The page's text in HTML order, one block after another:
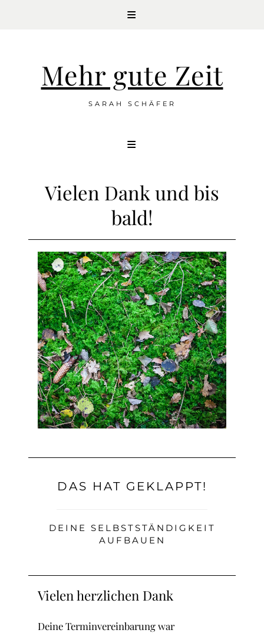
Mehr gute Zeit
SARAH SCHÄFER
Vielen Dank und bis
bald!
DAS HAT GEKLAPPT!
DEINE SELBSTSTÄNDIGKEIT
AUFBAUEN
Vielen herzlichen Dank
Deine Terminvereinbarung war